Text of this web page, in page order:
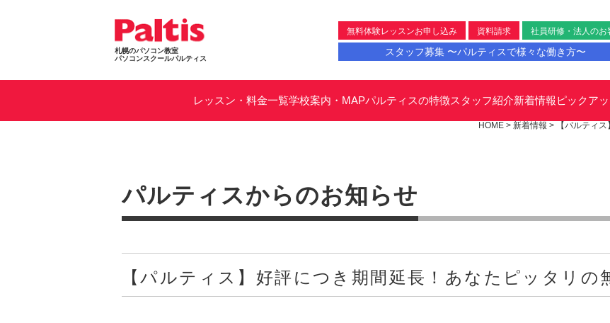
札幌のパソコン教室
パソコンスクールパルティス
無料体験レッスンお申し込み 資料請求 社員研修・法人のお
スタッフ募集 〜パルティスで様々な働き方〜
レッスン・料金一覧学校案内・MAPパルティスの特徴スタッフ紹介新着情報ピックア
HOME > 新着情報 > 【パルティ
パルティスからのお知らせ
【パルティス】好評につき期間延長！あなたピッタリの